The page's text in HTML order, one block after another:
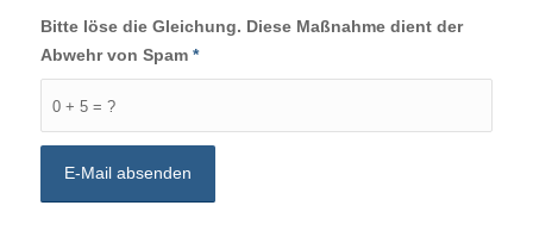
0 + 5 = ?
Bitte löse die Gleichung. Diese Maßnahme dient der
Abwehr von Spam *